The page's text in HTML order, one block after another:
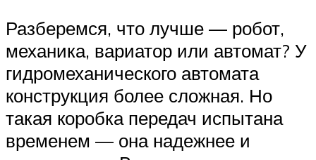
Разберемся, что лучше — робот,
механика, вариатор или автомат? У
гидромеханического автомата
конструкция более сложная. Но
такая коробка передач испытана
временем — она надежнее и